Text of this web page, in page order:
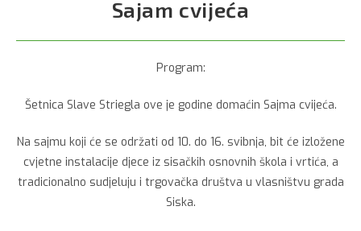
Sajam cvijeća
Program:
Šetnica Slave Striegla ove je godine domaćin Sajma cvijeća.
Na sajmu koji će se održati od 10. do 16. svibnja, bit će izložene
cvjetne instalacije djece iz sisačkih osnovnih škola i vrtića, a
tradicionalno sudjeluju i trgovačka društva u vlasništvu grada
Siska.